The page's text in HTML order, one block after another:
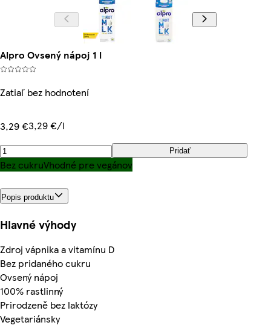
Alpro Ovsený nápoj 1 l
Zatiaľ bez hodnotení
3,29 €3,29 €/l
Pridať
Bez cukruVhodné pre vegánov
Popis produktu
Hlavné výhody
Zdroj vápnika a vitamínu D
Bez pridaného cukru
Ovsený nápoj
100% rastlinný
Prirodzeně bez laktózy
Vegetariánsky